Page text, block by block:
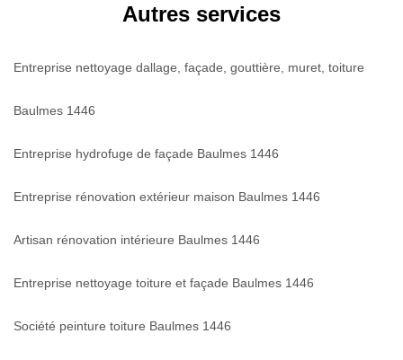
Autres services
Entreprise nettoyage dallage, façade, gouttière, muret, toiture
Baulmes 1446
Entreprise hydrofuge de façade Baulmes 1446
Entreprise rénovation extérieur maison Baulmes 1446
Artisan rénovation intérieure Baulmes 1446
Entreprise nettoyage toiture et façade Baulmes 1446
Société peinture toiture Baulmes 1446